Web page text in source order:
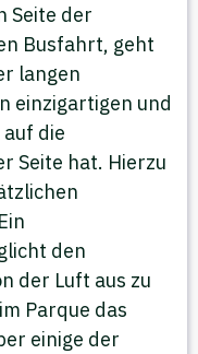
Seite der
Busfahrt, geht
langen
einzigartigen und
die
Seite hat. Hierzu
den
der Luft aus zu
Parque das
einige der